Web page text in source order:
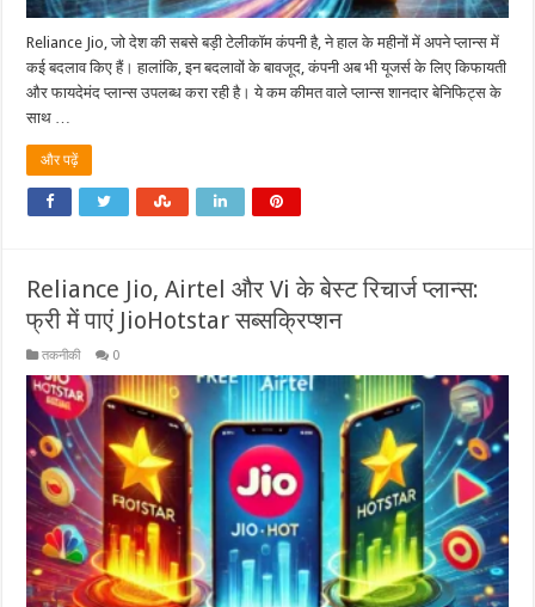
Reliance Jio, जो देश की सबसे बड़ी टेलीकॉम कंपनी है, ने हाल के महीनों में अपने प्लान्स में
कई बदलाव किए हैं। हालांकि, इन बदलावों के बावजूद, कंपनी अब भी यूजर्स के लिए किफायती
और फायदेमंद प्लान्स उपलब्ध करा रही है। ये कम कीमत वाले प्लान्स शानदार बेनिफिट्स के
साथ …
और पढ़ें
Reliance Jio, Airtel और Vi के बेस्ट रिचार्ज प्लान्स:
फ्री में पाएं JioHotstar सब्सक्रिप्शन
तकनीकी 0